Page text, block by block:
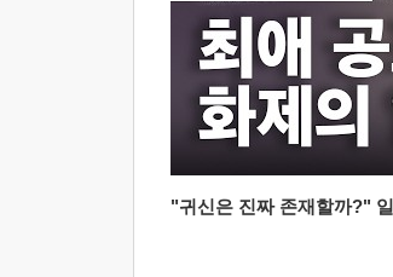
"귀신은 진짜 존재할까?"